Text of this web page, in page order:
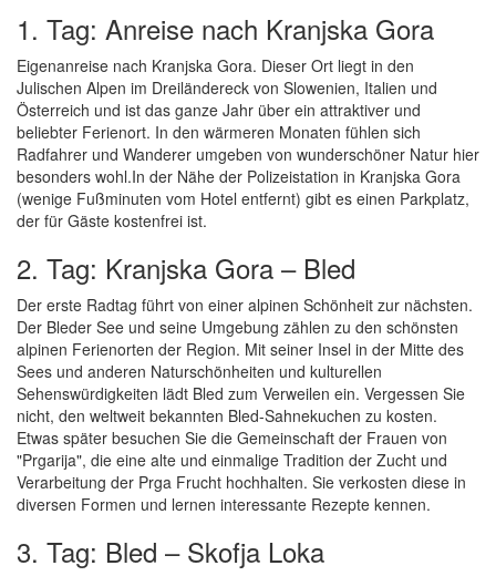
1. Tag: Anreise nach Kranjska Gora
Eigenanreise nach Kranjska Gora. Dieser Ort liegt in den
Julischen Alpen im Dreiländereck von Slowenien, Italien und
Österreich und ist das ganze Jahr über ein attraktiver und
beliebter Ferienort. In den wärmeren Monaten fühlen sich
Radfahrer und Wanderer umgeben von wunderschöner Natur hier
besonders wohl.In der Nähe der Polizeistation in Kranjska Gora
(wenige Fußminuten vom Hotel entfernt) gibt es einen Parkplatz,
der für Gäste kostenfrei ist.
2. Tag: Kranjska Gora – Bled
Der erste Radtag führt von einer alpinen Schönheit zur nächsten.
Der Bleder See und seine Umgebung zählen zu den schönsten
alpinen Ferienorten der Region. Mit seiner Insel in der Mitte des
Sees und anderen Naturschönheiten und kulturellen
Sehenswürdigkeiten lädt Bled zum Verweilen ein. Vergessen Sie
nicht, den weltweit bekannten Bled-Sahnekuchen zu kosten.
Etwas später besuchen Sie die Gemeinschaft der Frauen von
"Prgarija", die eine alte und einmalige Tradition der Zucht und
Verarbeitung der Prga Frucht hochhalten. Sie verkosten diese in
diversen Formen und lernen interessante Rezepte kennen.
3. Tag: Bled – Skofja Loka